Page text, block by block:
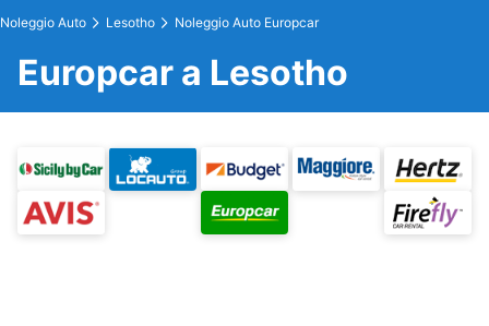
Noleggio Auto Lesotho Noleggio Auto Europcar
Europcar a Lesotho